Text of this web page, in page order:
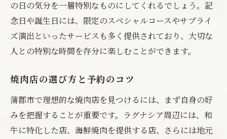
の日の気分を一層特別なものにしてくれるでしょう。記
念日や誕生日には、限定のスペシャルコースやサプライ
ズ演出といったサービスも多く提供されており、大切な
人との特別な時間を存分に楽しむことができます。
焼肉店の選び方と予約のコツ
蒲郡市で理想的な焼肉店を見つけるには、まず自身の好
みを把握することが重要です。ラグナシア周辺には、和
牛に特化した店、海鮮焼肉を提供する店、さらには地元